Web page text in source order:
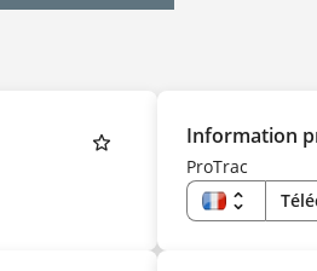
Information
ProTrac
unfold_more
FR